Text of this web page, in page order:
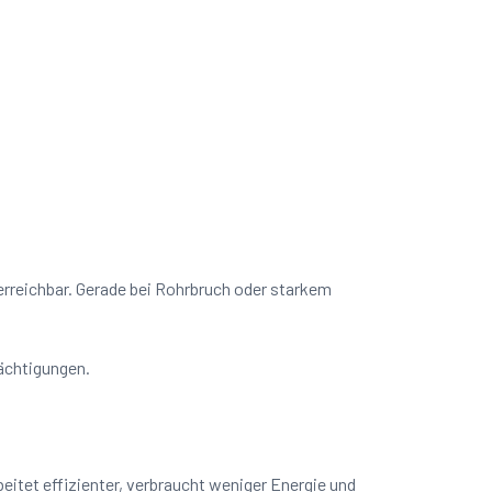
Gerade bei Rohrbruch oder starkem
effizienter, verbraucht weniger Energie und